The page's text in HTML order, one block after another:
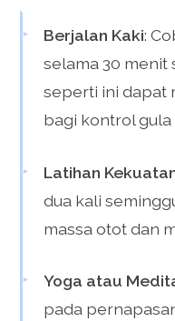
Berjalan Kaki:
selama 30 menit
seperti ini dapat
bagi kontrol gula
Latihan
dua kali
massa otot dan
Yoga atau
pada